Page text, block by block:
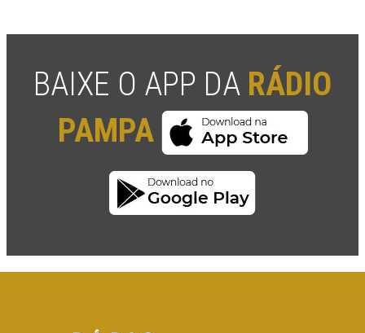
BAIXE O APP DA RÁDIO
PAMPA